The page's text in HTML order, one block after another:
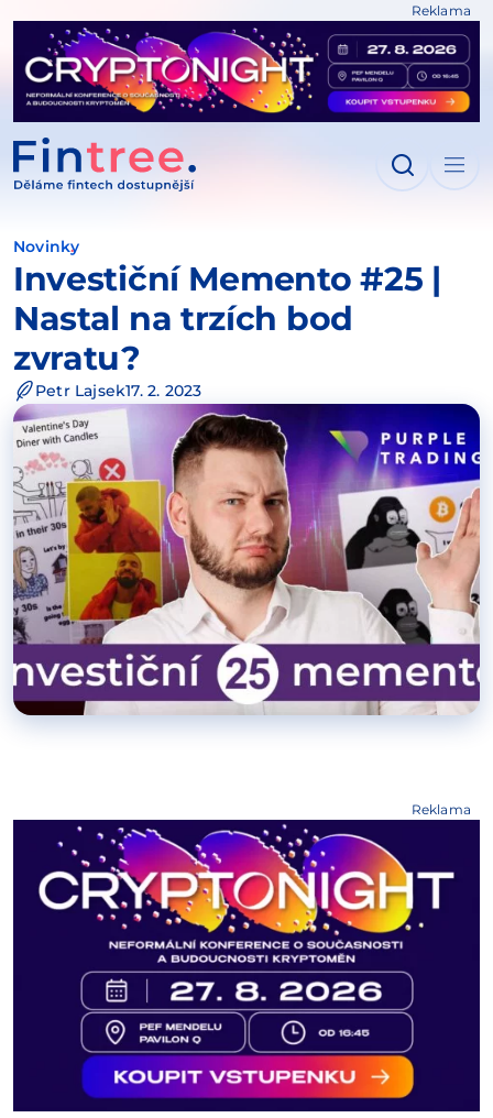
Reklama
Novinky
Investiční Memento #25 |
Nastal na trzích bod
zvratu?
Petr Lajsek17. 2. 2023
Reklama